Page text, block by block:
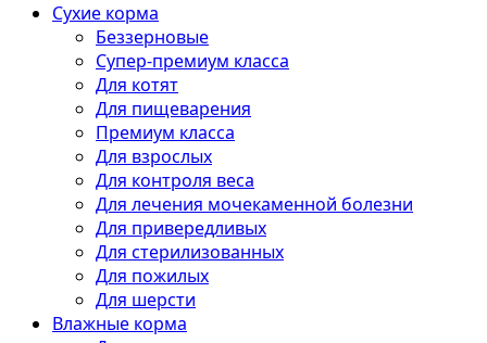
Сухие корма
Беззерновые
Супер-премиум класса
Для котят
Для пищеварения
Премиум класса
Для взрослых
Для контроля веса
Для лечения мочекаменной болезни
Для привередливых
Для стерилизованных
Для пожилых
Для шерсти
Влажные корма